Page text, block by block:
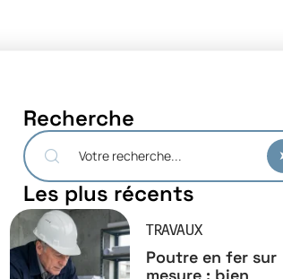
Recherche
Les plus récents
TRAVAUX
Poutre en fer sur